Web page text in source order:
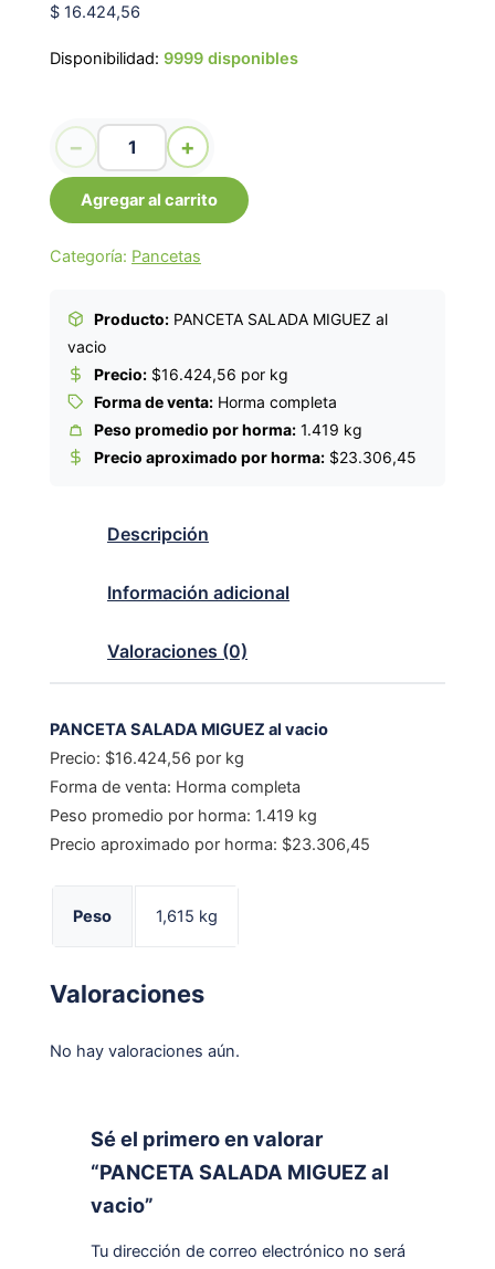
$ 16.424,56
Disponibilidad: 9999 disponibles
− +
Agregar al carrito
Categoría: Pancetas
Producto: PANCETA SALADA MIGUEZ al
vacio
Precio: $16.424,56 por kg
Forma de venta: Horma completa
Peso promedio por horma: 1.419 kg
Precio aproximado por horma: $23.306,45
Descripción
Información adicional
Valoraciones (0)
PANCETA SALADA MIGUEZ al vacio
Precio: $16.424,56 por kg
Forma de venta: Horma completa
Peso promedio por horma: 1.419 kg
Precio aproximado por horma: $23.306,45
Peso 1,615 kg
Valoraciones
No hay valoraciones aún.
Sé el primero en valorar
“PANCETA SALADA MIGUEZ al
vacio”
Tu dirección de correo electrónico no será